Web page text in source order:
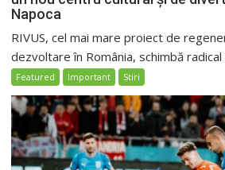
Napoca
RIVUS, cel mai mare proiect de
dezvoltare în România, schimbă radical
Featured Important Stiri